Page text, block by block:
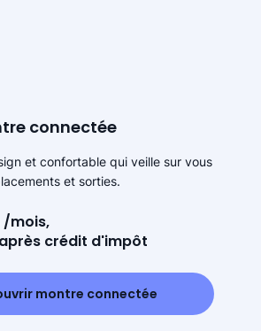
connectée
et confortable qui veille sur vous
et sorties.
/mois,
après crédit d'impôt
montre connectée